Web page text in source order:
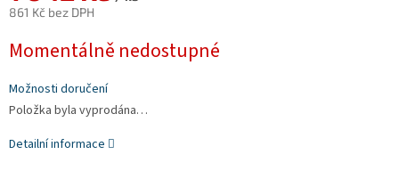
861 Kč bez DPH
cena:
Momentálně nedostupné
Možnosti doručení
Položka byla vyprodána…
Detailní informace